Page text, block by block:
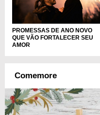
PROMESSAS DE ANO NOVO
QUE VÃO FORTALECER SEU
AMOR
Comemore